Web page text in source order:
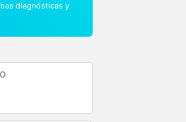
diagnósticas y